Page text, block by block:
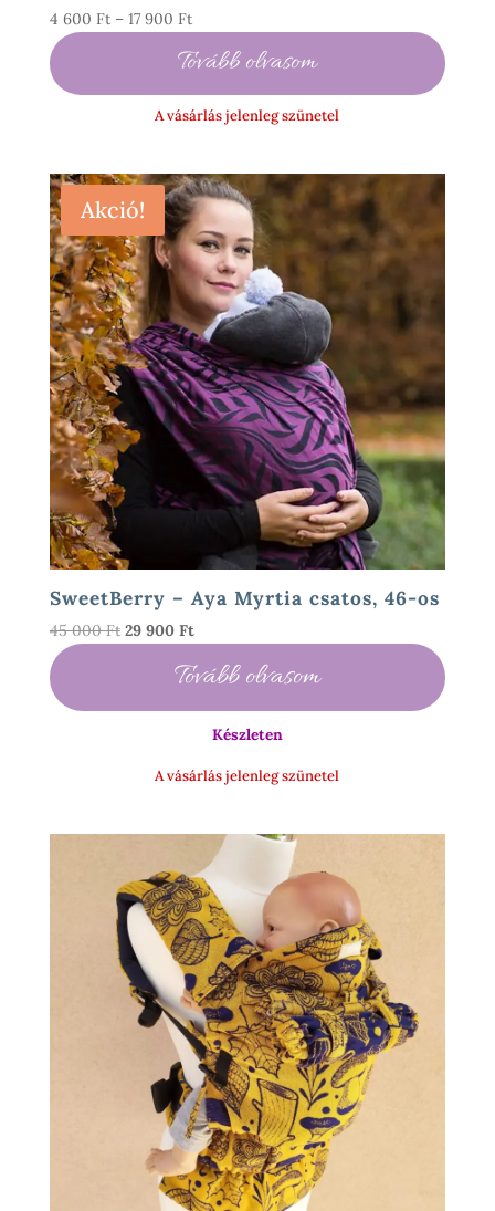
4 600 Ft – 17 900 FtÁrtartomány:
600 Ft
-
17
Tovább olvasom
A vásárlás jelenleg szünetel
Akció!
SweetBerry – Aya Myrtia csatos, 46-os
45 000Ft Original
29 900 FtCurrent
is:
900 Ft.
Tovább olvasom
Készleten
A vásárlás jelenleg szünetel